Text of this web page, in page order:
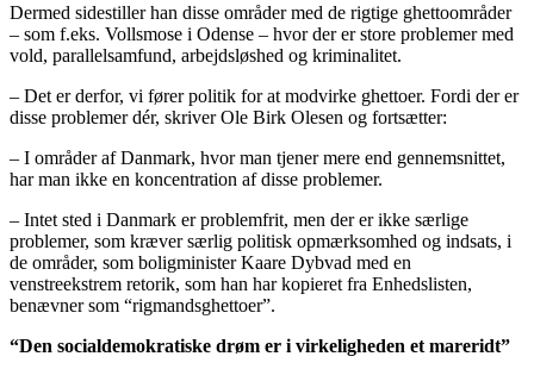
Dermed sidestiller han disse områder med de rigtige ghettoområder
– som f.eks. Vollsmose i Odense – hvor der er store problemer med
vold, parallelsamfund, arbejdsløshed og kriminalitet.
– Det er derfor, vi fører politik for at modvirke ghettoer. Fordi der er
disse problemer dér, skriver Ole Birk Olesen og fortsætter:
– I områder af Danmark, hvor man tjener mere end gennemsnittet,
har man ikke en koncentration af disse problemer.
– Intet sted i Danmark er problemfrit, men der er ikke særlige
problemer, som kræver særlig politisk opmærksomhed og indsats, i
de områder, som boligminister Kaare Dybvad med en
venstreekstrem retorik, som han har kopieret fra Enhedslisten,
benævner som “rigmandsghettoer”.
“Den socialdemokratiske drøm er i virkeligheden et mareridt”